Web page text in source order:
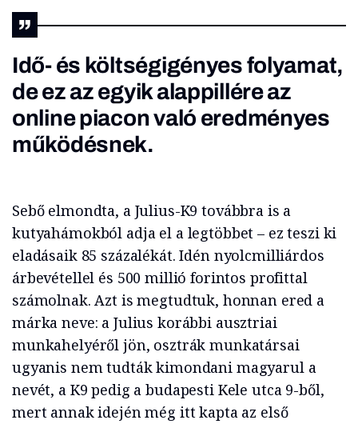
Idő- és költségigényes folyamat,
de ez az egyik alappillére az
online piacon való eredményes
működésnek.
Sebő elmondta, a Julius-K9 továbbra is a
kutyahámokból adja el a legtöbbet – ez teszi ki
eladásaik 85 százalékát. Idén nyolcmilliárdos
árbevétellel és 500 millió forintos profittal
számolnak. Azt is megtudtuk, honnan ered a
márka neve: a Julius korábbi ausztriai
munkahelyéről jön, osztrák munkatársai
ugyanis nem tudták kimondani magyarul a
nevét, a K9 pedig a budapesti Kele utca 9-ből,
mert annak idején még itt kapta az első